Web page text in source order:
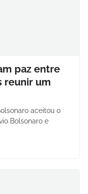
paz entre
reunir um
aceitou o
Bolsonaro e